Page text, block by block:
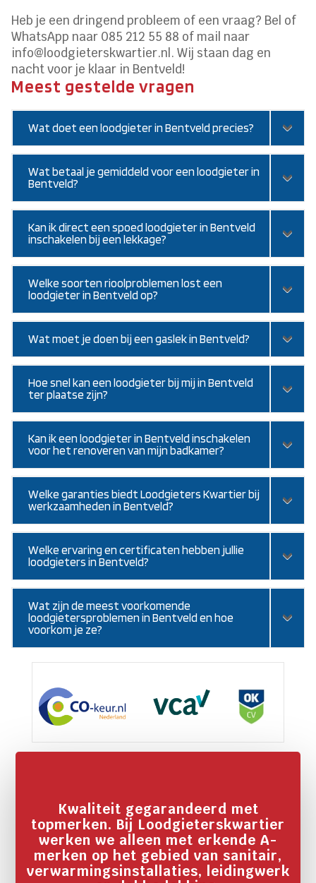
Heb je een dringend probleem of een vraag? Bel of
WhatsApp naar 085 212 55 88 of mail naar
info@loodgieterskwartier.nl. Wij staan dag en
nacht voor je klaar in Bentveld!
Meest gestelde vragen
Wat doet een loodgieter in Bentveld precies?
Wat betaal je gemiddeld voor een loodgieter in
Bentveld?
Kan ik direct een spoed loodgieter in Bentveld
inschakelen bij een lekkage?
Welke soorten rioolproblemen lost een
loodgieter in Bentveld op?
Wat moet je doen bij een gaslek in Bentveld?
Hoe snel kan een loodgieter bij mij in Bentveld
ter plaatse zijn?
Kan ik een loodgieter in Bentveld inschakelen
voor het renoveren van mijn badkamer?
Welke garanties biedt Loodgieters Kwartier bij
werkzaamheden in Bentveld?
Welke ervaring en certificaten hebben jullie
loodgieters in Bentveld?
Wat zijn de meest voorkomende
loodgietersproblemen in Bentveld en hoe
voorkom je ze?
Kwaliteit gegarandeerd met
topmerken. Bij Loodgieterskwartier
werken we alleen met erkende A-
merken op het gebied van sanitair,
verwarmingsinstallaties, leidingwerk